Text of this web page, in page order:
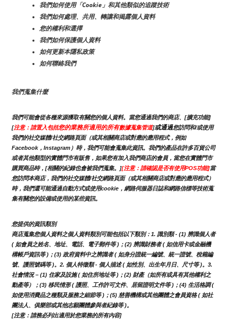
我們如何使用「Cookie」和其他類似的追蹤技術
我們如何處理、共用、轉讓和揭露個人資料
您的權利和選擇
我們如何保護個人資料
如何更新本隱私政策
如何聯絡我們
我們蒐集什麼
我們可能會從各種來源獲取有關您的個人資料。當您通過我們的商店、[擴充功能]
[注意：請置入包括您的業務所適用的所有數據蒐集管道]或通過您訪問和/或使用
我們的社交媒體/社交網路頁面（或其相關商店或對應的應用程式，例如
Facebook，Instagram）時，我們可能會蒐集此資訊。我們的產品在許多百貨公司
或者其他類型的實體門市有販售，如果您有加入我們商店的會員，當您在實體門市
購買商品時，[相關的紀錄也會被我們蒐集。][注意：請確認是否有使用POS功能]當
您訪問本商店，我們的社交媒體/社交網路頁面（或其相關商店或對應的應用程式）
時，我們還可能通過自動方式或使用cookie，網路伺服器日誌和網路信標等技術蒐
集有關您的設備或使用的某些資訊。
您提供的資訊類別
商店蒐集您個人資料之個人資料類別可能包括以下類別：1. 識別類 - (1) 辨識個人者
( 如會員之姓名、地址、電話、電子郵件等 )；(2) 辨識財務者 ( 如信用卡或金融機
構帳戶資訊等 )；(3) 政府資料中之辨識者 ( 如身分證統一編號、統一證號、稅籍編
號、護照號碼等 )。2. 個人特徵類 - 個人描述 ( 如性別、出生年月日、尺寸等 )。3.
社會情況 – (1) 住家及設施 ( 如住所地址等 )；(2) 財產（如所有或具有其他權利之
動產等）；(3) 移民情形 ( 護照、工作許可文件、居留證明文件等 )；(4) 生活格調 (
如使用消費品之種類及服務之細節等 )；(5) 慈善機構或其他團體之會員資格 ( 如社
團法人、俱樂部或其他志願團體參與者紀錄等 )。
[注意：請務必列出適用於您業務的所有內容]